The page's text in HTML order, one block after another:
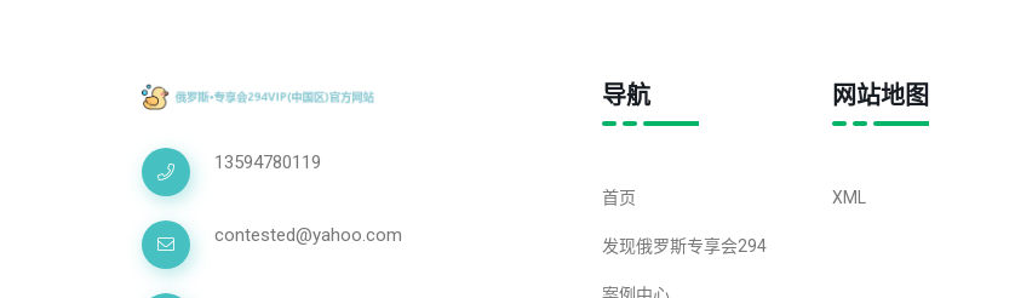
13594780119
contested@yahoo.com
导航
首页
发现俄罗斯专享会294
网站地图
XML